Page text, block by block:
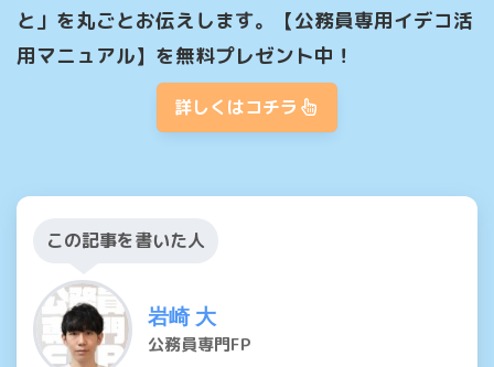
と」を丸ごとお伝えします。【公務員専用イデコ活
用マニュアル】を無料プレゼント中！
詳しくはコチラ
この記事を書いた人
岩崎 大
公務員専門FP